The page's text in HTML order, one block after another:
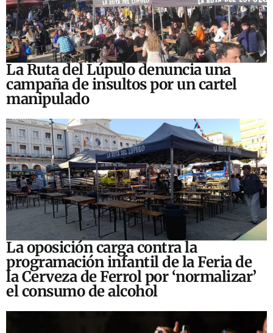
La Ruta del Lúpulo denuncia una
campaña de insultos por un cartel
manipulado
La oposición carga contra la
programación infantil de la Feria de
la Cerveza de Ferrol por ‘normalizar’
el consumo de alcohol